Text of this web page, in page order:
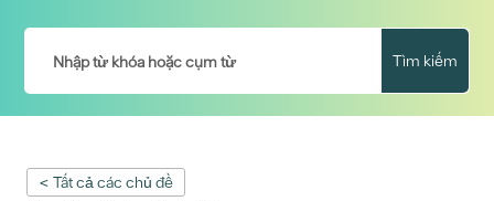
Tìm kiếm
< Tất cả các chủ đề